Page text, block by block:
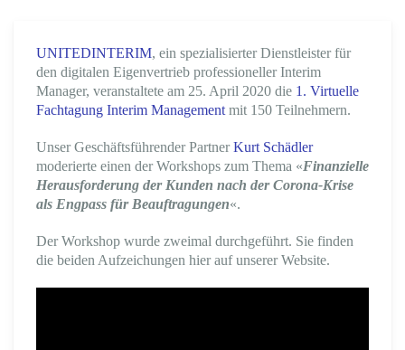
UNITEDINTERIM, ein spezialisierter Dienstleister für
den digitalen Eigenvertrieb professioneller Interim
Manager, veranstaltete am 25. April 2020 die 1. Virtuelle
Fachtagung Interim Management mit 150 Teilnehmern.
Unser Geschäftsführender PartnerKurt Schädler
moderierte einen der Workshops zum Thema «Finanzielle
Herausforderung der Kunden nach der Corona-Krise
als Engpass für Beauftragungen«.
Der Workshop wurde zweimal durchgeführt. Sie finden
die beiden Aufzeichungen hier auf unserer Website.